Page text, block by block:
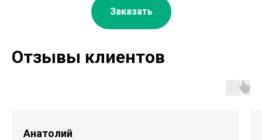
Заказать
Отзывы клиентов
Анатолий